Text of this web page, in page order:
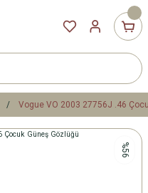
Vogue VO 2003 27756J .46
%56